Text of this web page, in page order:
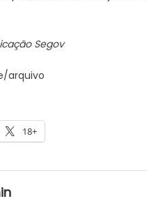
Segov
arquivo
18+